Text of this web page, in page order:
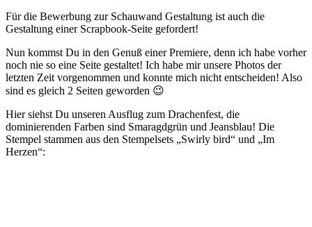
Für die Bewerbung zur Schauwand Gestaltung ist auch die
Gestaltung einer Scrapbook-Seite gefordert!
Nun kommst Du in den Genuß einer Premiere, denn ich habe vorher
noch nie so eine Seite gestaltet! Ich habe mir unsere Photos der
letzten Zeit vorgenommen und konnte mich nicht entscheiden! Also
sind es gleich 2 Seiten geworden 😉
Hier siehst Du unseren Ausflug zum Drachenfest, die
dominierenden Farben sind Smaragdgrün und Jeansblau! Die
Stempel stammen aus den Stempelsets „Swirly bird“ und „Im
Herzen“: